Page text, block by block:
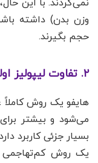
وزن بدن) داشته
حجم بگیرند.
۲. تفاوت لیپولیز اولتراسونیک با هایفو (HIFU) چیست؟
هایفو یک روش
می‌شود و بیشتر
یک روش کم‌تهاجمی